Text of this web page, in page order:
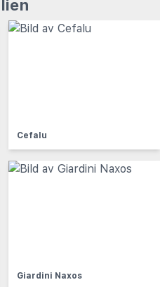
Cefalu
Giardini Naxos